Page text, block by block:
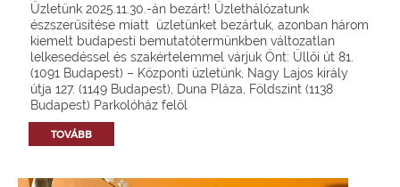
Üzletünk 2025.11.30.-án bezárt! Üzlethálózatunk
észszerűsítése miatt üzletünket bezártuk, azonban három
kiemelt budapesti bemutatótermünkben változatlan
lelkesedéssel és szakértelemmel várjuk Önt: Üllői út 81.
(1091 Budapest) – Központi üzletünk, Nagy Lajos király
útja 127. (1149 Budapest), Duna Pláza, Földszint (1138
Budapest) Parkolóház felől
TOVÁBB